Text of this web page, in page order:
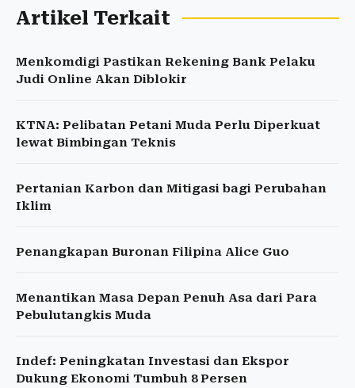
Artikel Terkait
Menkomdigi Pastikan Rekening Bank Pelaku
Judi Online Akan Diblokir
KTNA: Pelibatan Petani Muda Perlu Diperkuat
lewat Bimbingan Teknis
Pertanian Karbon dan Mitigasi bagi Perubahan
Iklim
Penangkapan Buronan Filipina Alice Guo
Menantikan Masa Depan Penuh Asa dari Para
Pebulutangkis Muda
Indef: Peningkatan Investasi dan Ekspor
Dukung Ekonomi Tumbuh 8 Persen